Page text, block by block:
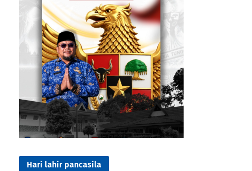
Hari lahir pancasila